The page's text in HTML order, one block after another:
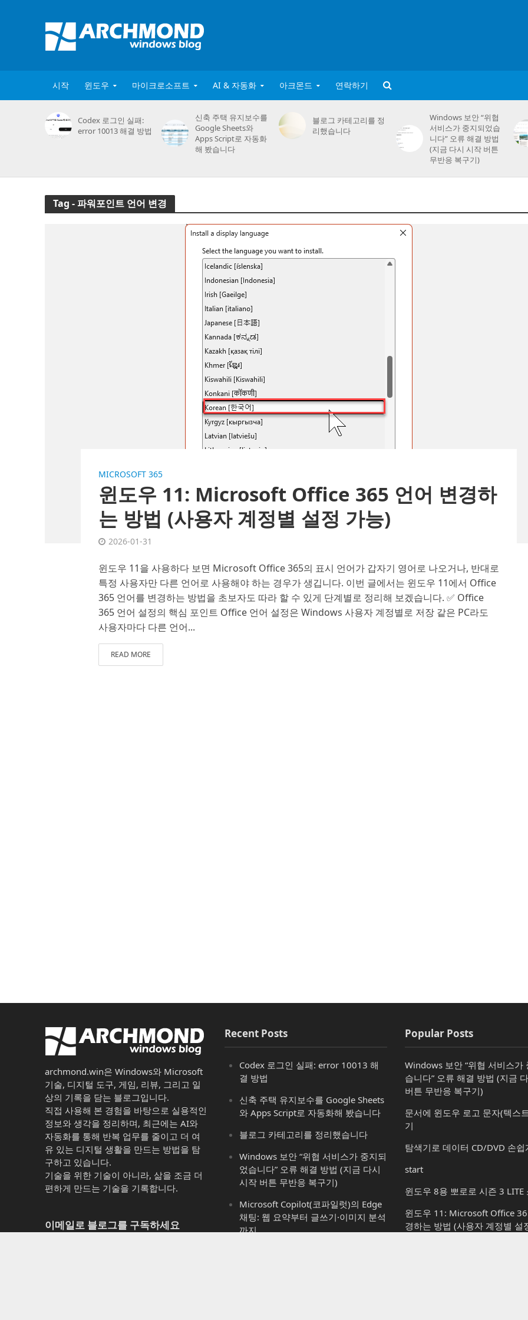
시작 윈도우 마이크로소프트 AI & 자동화 아크몬드 연락하기
Codex 로그인 실패:
error 10013 해결 방법
신축 주택 유지보수를
Google Sheets와
Apps Script로 자동화
해 봤습니다
블로그 카테고리를 정
리했습니다
Windows 보안 “위협
서비스가 중지되었습
니다” 오류 해결 방법
(지금 다시 시작 버튼
무반응 복구기)
Tag - 파워포인트 언어 변경
MICROSOFT 365
윈도우 11: Microsoft Office 365 언어 변경하
는 방법 (사용자 계정별 설정 가능)
2026-01-31
윈도우 11을 사용하다 보면 Microsoft Office 365의 표시 언어가 갑자기 영어로 나오거나, 반대로
특정 사용자만 다른 언어로 사용해야 하는 경우가 생깁니다. 이번 글에서는 윈도우 11에서 Office
365 언어를 변경하는 방법을 초보자도 따라 할 수 있게 단계별로 정리해 보겠습니다. ✅ Office
365 언어 설정의 핵심 포인트 Office 언어 설정은 Windows 사용자 계정별로 저장 같은 PC라도
사용자마다 다른 언어...
READ MORE
archmond.win은 Windows와 Microsoft
기술, 디지털 도구, 게임, 리뷰, 그리고 일
상의 기록을 담는 블로그입니다.
직접 사용해 본 경험을 바탕으로 실용적인
정보와 생각을 정리하며, 최근에는 AI와
자동화를 통해 반복 업무를 줄이고 더 여
유 있는 디지털 생활을 만드는 방법을 탐
구하고 있습니다.
기술을 위한 기술이 아니라, 삶을 조금 더
편하게 만드는 기술을 기록합니다.
이메일로 블로그를 구독하세요
Recent Posts
Codex 로그인 실패: error 10013 해
결 방법
신축 주택 유지보수를 Google Sheets
와 Apps Script로 자동화해 봤습니다
블로그 카테고리를 정리했습니다
Windows 보안 “위협 서비스가 중지되
었습니다” 오류 해결 방법 (지금 다시
시작 버튼 무반응 복구기)
Microsoft Copilot(코파일럿)의 Edge
채팅: 웹 요약부터 글쓰기·이미지 분석
까지
Popular Posts
Windows 보안 “위협 서비스가
습니다” 오류 해결 방법 (지금
버튼 무반응 복구기)
문서에 윈도우 로고 문자(텍스
기
탐색기로 데이터 CD/DVD 손쉽
start
윈도우 8용 뽀로로 시즌 3 LITE
윈도우 11: Microsoft Office
경하는 방법 (사용자 계정별 설